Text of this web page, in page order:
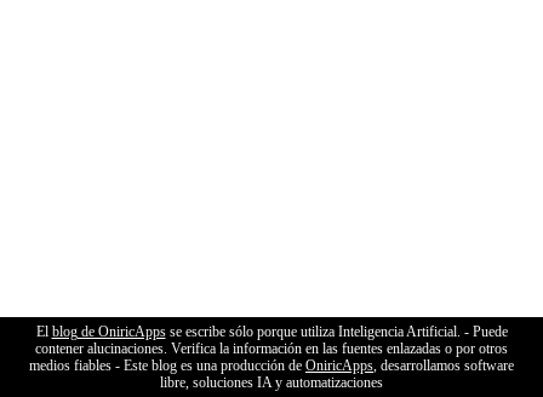
El blog de OniricAppsse escribe sólo porque utiliza Inteligencia Artificial. - Puede
contener alucinaciones. Verifica la información en las fuentes enlazadas o por otros
medios fiables - Este blog es una producción de OniricApps , desarrollamos software
libre, soluciones IA y automatizaciones